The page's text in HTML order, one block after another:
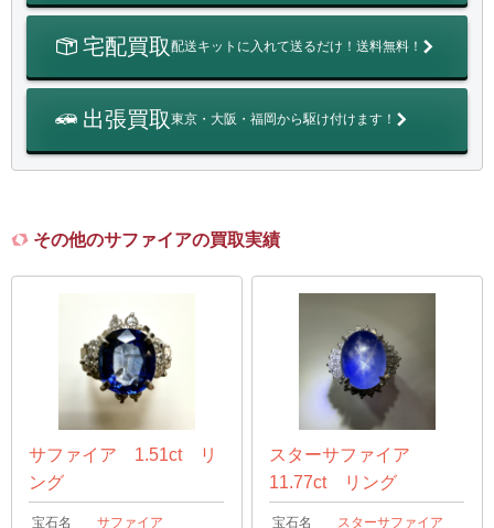
宅配買取配送キットに入れて送るだけ！送料無料！
出張買取東京・大阪・福岡から駆け付けます！
その他のサファイアの買取実績
サファイア 1.51ct リ
ング
宝石名 サファイア
スターサファイア
11.77ct リング
宝石名 スターサファイア